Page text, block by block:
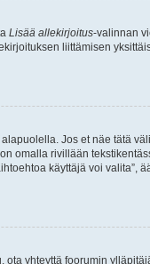
Lisää allekirjoitus-valinnan
liittämisen
Jos et näe tätä
omalla rivillään
käyttäjä voi valita”,
yhteyttä foorumin